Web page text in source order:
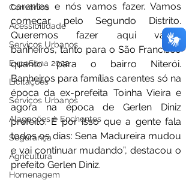
Convênios
Acessibilidade
Serviços Urbanos
ExpoSena 2022
Licitações
Serviços Urbanos
Alagações e Enchentes
Segurança
Agricultura
Homenagem
carentes e nós vamos fazer. Vamos
começar pelo Segundo Distrito.
Queremos fazer aqui vários
banheiros, tanto para o São Francisco
quanto para o bairro Niterói.
Banheiros para famílias carentes só na
época da ex-prefeita Toinha Vieira e
agora na época de Gerlen Diniz
prefeito. É por isso que a gente fala
todos os dias: Sena Madureira mudou
e vai continuar mudando”, destacou o
prefeito Gerlen Diniz.